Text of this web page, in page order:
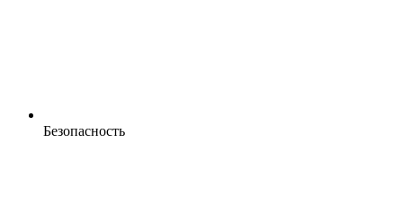
Безопасность